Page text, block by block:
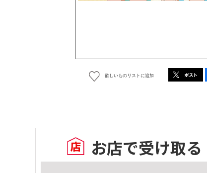
欲しいものリストに追加
お店で受け取る